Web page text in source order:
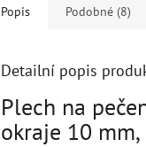
Popis Podobné (8)
Detailní popis
Plech na
okraje 10 mm,